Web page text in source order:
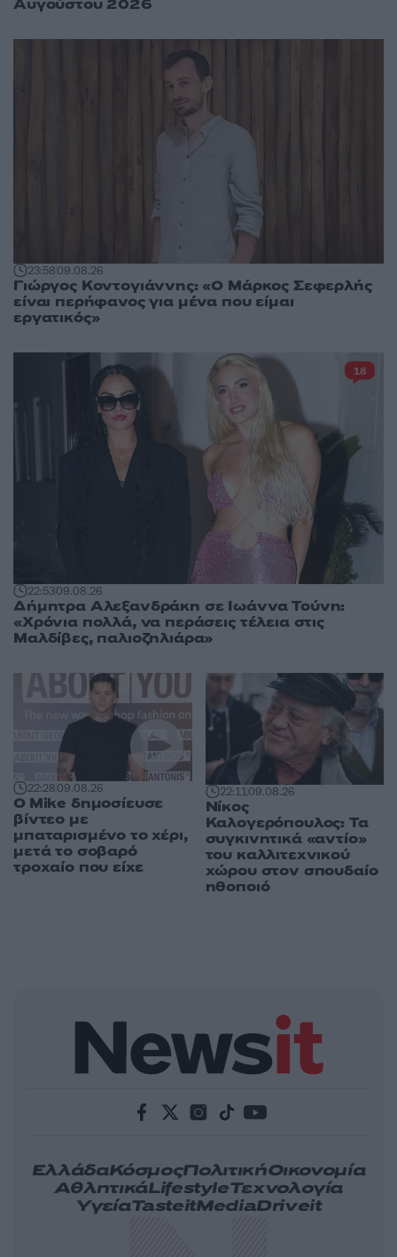
Αυγούστου 2026
23:5809.08.26
Γιώργος Κοντογιάννης: «Ο Μάρκος Σεφερλής
είναι περήφανος για μένα που είμαι
εργατικός»
22:5309.08.26
Δήμητρα Αλεξανδράκη σε Ιωάννα Τούνη:
«Χρόνια πολλά, να περάσεις τέλεια στις
Μαλδίβες, παλιοζηλιάρα»
18
22:2809.08.26
O Mike δημοσίευσε
βίντεο με
μπαταρισμένο το χέρι,
μετά το σοβαρό
τροχαίο που είχε
22:1109.08.26
Νίκος
Καλογερόπουλος: Τα
συγκινητικά «αντίο»
του καλλιτεχνικού
χώρου στον σπουδαίο
ηθοποιό
ΕλλάδαΚόσμοςΠολιτικήΟικονομία
ΑθλητικάLifestyleΤεχνολογία
ΥγείαTasteitMediaDriveit